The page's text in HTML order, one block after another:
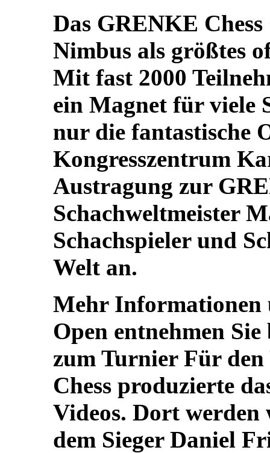
Das GRENKE
Nimbus als größtes
Mit fast 2000
ein Magnet für viele
nur die fantastische
Kongresszentrum
Austragung zur
Schachweltmeister
Schachspieler und
Welt an.
Mehr Informationen
Open entnehmen
zum Turnier Für
Chess produzierte
Videos. Dort
dem Sieger Daniel